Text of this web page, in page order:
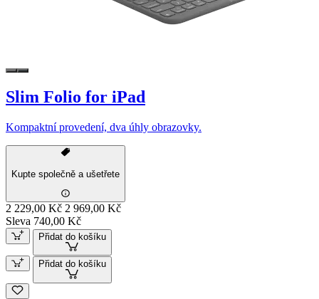
Slim Folio for iPad
Kompaktní provedení, dva úhly obrazovky.
Kupte společně a ušetřete
2 229,00 Kč 2 969,00 Kč
Sleva 740,00 Kč
Přidat do košíku
Přidat do košíku